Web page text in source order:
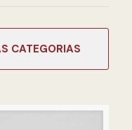
CATEGORIAS